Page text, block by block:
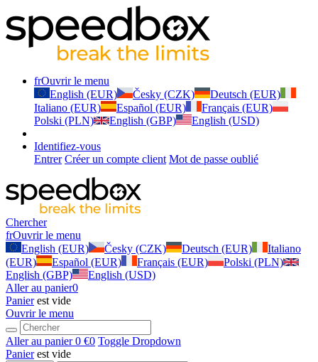
frOuvrir le menu
English (EUR)
Česky (CZK)
Deutsch (EUR)
Italiano (EUR)
Español (EUR)
Français (EUR)
Polski (PLN)
English (GBP) English (USD)
Identifiez-vous
Entrer Créer un compte client Mot de passe oublié
Chercher
frOuvrir le menu
English (EUR)
Česky (CZK) Deutsch (EUR)
Italiano
(EUR)
Español (EUR) Français (EUR)
Polski (PLN)
English (GBP)
English (USD)
Aller au panier0
Panierest vide
Ouvrir le menu
Aller au panier0 €0 Toggle Dropdown
Panierest vide